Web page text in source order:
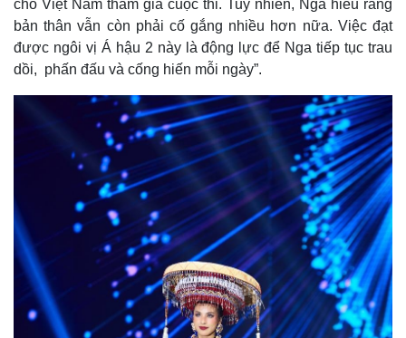
cho Việt Nam tham gia cuộc thi. Tuy nhiên, Nga hiểu rằng
bản thân vẫn còn phải cố gắng nhiều hơn nữa. Việc đạt
được ngôi vị Á hậu 2 này là động lực để Nga tiếp tục trau
dồi, phấn đấu và cống hiến mỗi ngày”.